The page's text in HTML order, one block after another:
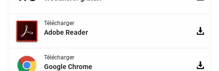
Télécharger
Adobe Reader
Télécharger
Google Chrome